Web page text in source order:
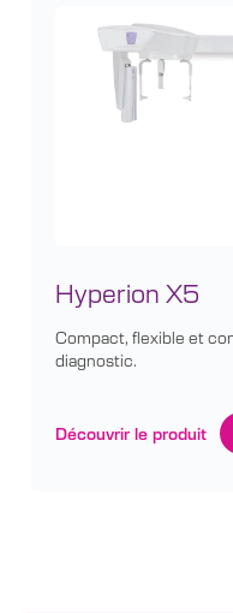
Hyperion X5
Compact, flexible et
diagnostic.
Découvrir le produit